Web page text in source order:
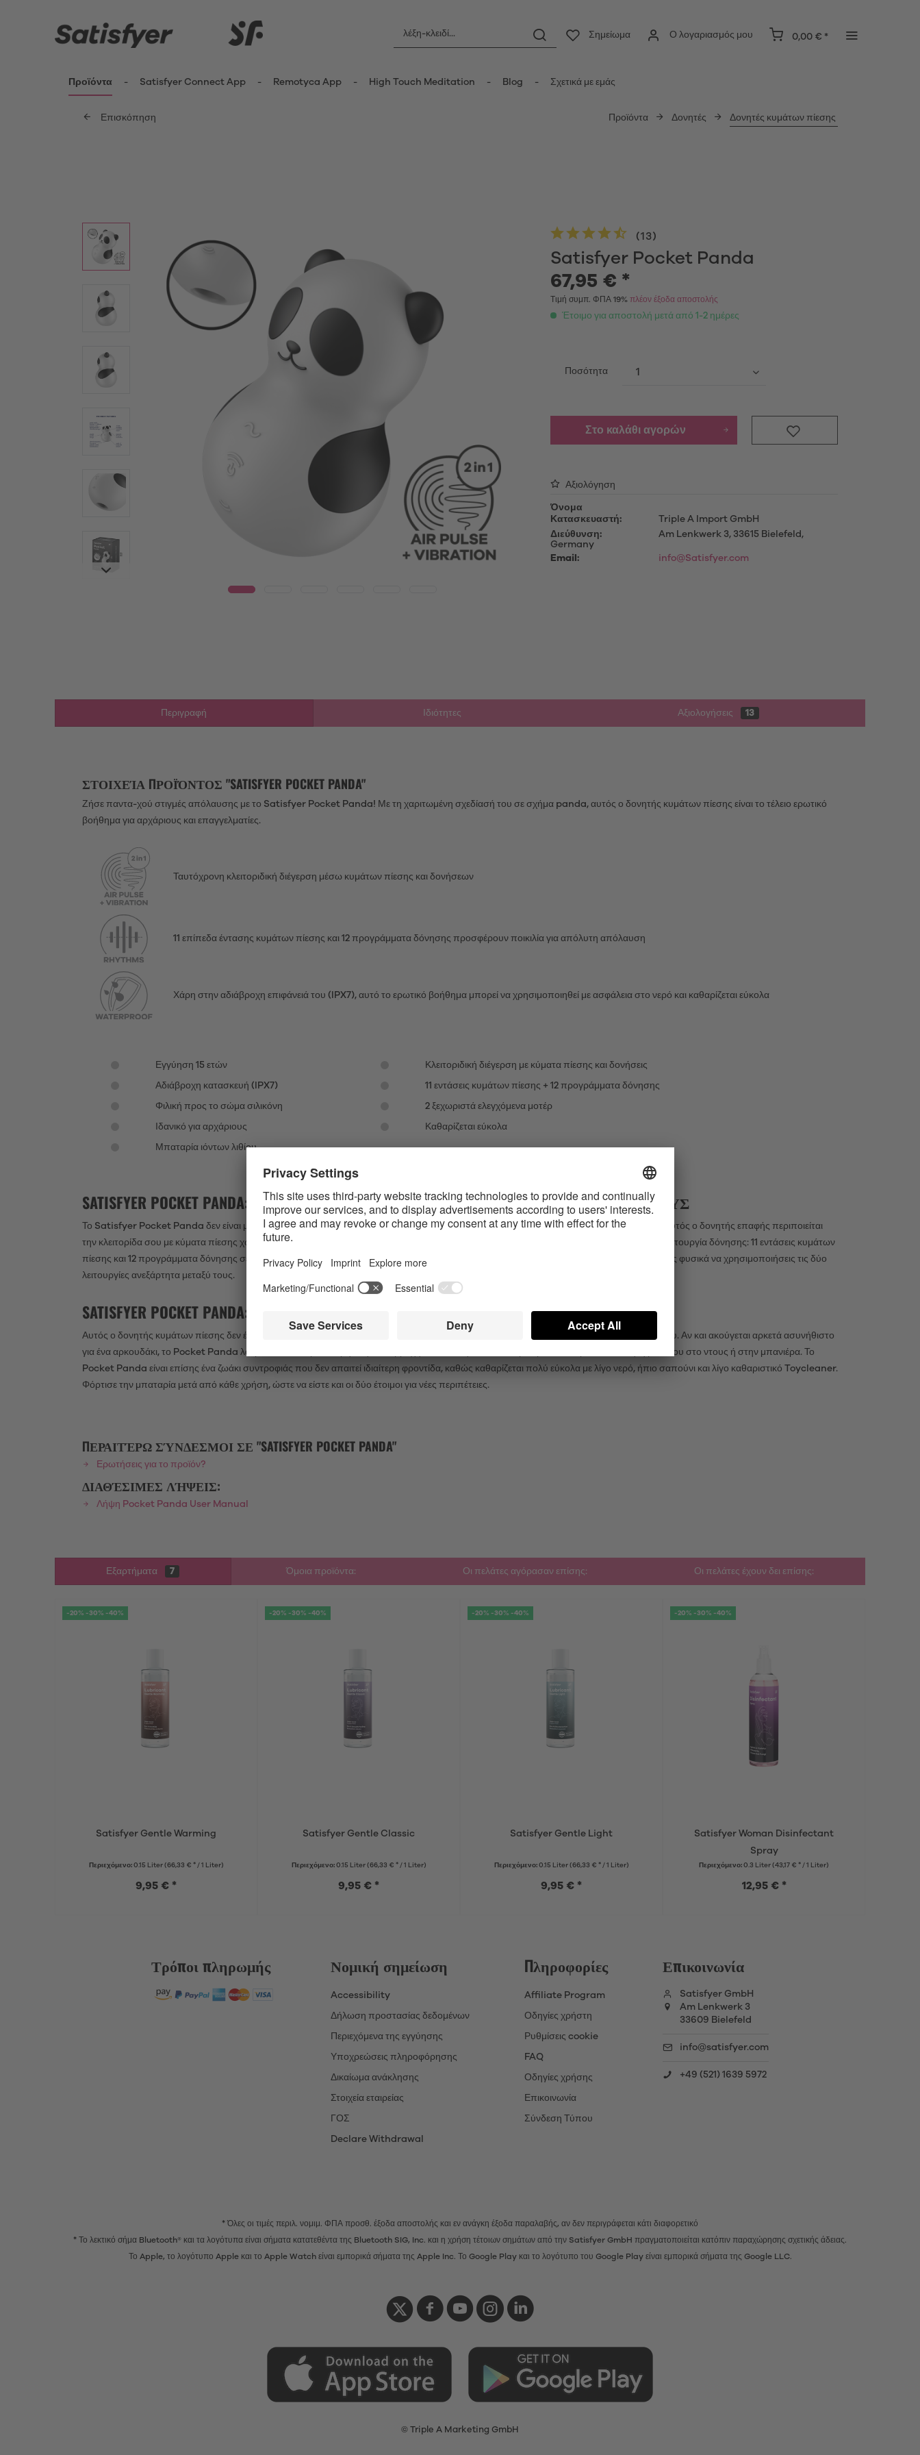
Σημείωμα Ο λογαριασμός μου 0,00 € *
Προϊόντα Satisfyer Connect App Remotyca App High Touch Meditation Blog Σχετικά με εμάς
Satisfyer Sets
App Toys
Γυάλινοι δονητές
Ερωτικά βοηθήματα για ζευγάρια
Τεχνολογία Air Pulse
Κλειτοριδικά ερωτικά βοηθήματα
Μίνι δονητές
Δονητές rabbit-κουνελάκια
Panty Vibrators
Wearable Vibrators
Δονητές επαφής
Warming Vibrators
Δονητές πολυτελείας
Συσκευές αυνανισμού
Penis Toys
Δαχτυλίδια πέους
Κυπελλάκια περιόδου
Προϊόντα περιποίησης
Μανίκια για συσκευές αυνανισμού
Sex Toy Storage
Προφυλακτικά
ενημερωθείτε περισσότερο
Επισκόπηση Προϊόντα Δονητές Δονητές κυμάτων πίεσης
Satisfyer Pocket Panda
(13)
67,95 € *
Τιμή συμπ. ΦΠΑ 19%πλέον έξοδα αποστολής
Έτοιμο για αποστολή μετά από 1-2 ημέρες
Ποσότητα
Στο καλάθι αγορών
Αξιολόγηση
Όνομα
Κατασκευαστή:
Triple A Import GmbH
Διεύθυνση:
Am Lenkwerk 3, 33615 Bielefeld,
Germany
Email:
info@Satisfyer.com
Περιγραφή Ιδιότητες Αξιολογήσεις 13
ΣΤΟΙΧΕΊΑ ΠΡΟΪΌΝΤΟΣ "SATISFYER POCKET PANDA"
Ζήσε παντα-χού στιγμές απόλαυσης με το Satisfyer Pocket Panda! Με τη χαριτωμένη σχεδίασή του σε σχήμα panda, αυτός ο δονητής κυμάτων πίεσης είναι το τέλειο ερωτικό
βοήθημα για αρχάριους και επαγγελματίες.
Ταυτόχρονη κλειτοριδική διέγερση μέσω κυμάτων πίεσης και δονήσεων
11 επίπεδα έντασης κυμάτων πίεσης και 12 προγράμματα δόνησης προσφέρουν ποικιλία για απόλυτη απόλαυση
Χάρη στην αδιάβροχη επιφάνειά του (IPX7), αυτό το ερωτικό βοήθημα μπορεί να χρησιμοποιηθεί με ασφάλεια στο νερό και καθαρίζεται εύκολα
Εγγύηση 15 ετών Κλειτοριδική διέγερση με κύματα πίεσης και δονήσεις
Αδιάβροχη κατασκευή (IPX7) 11 εντάσεις κυμάτων πίεσης + 12 προγράμματα δόνησης
Φιλική προς το σώμα σιλικόνη 2 ξεχωριστά ελεγχόμενα μοτέρ
Ιδανικό για αρχάριους Καθαρίζεται εύκολα
Μπαταρία ιόντων λιθίου
SATISFYER POCKET PANDA: Ο ΤΈΛΕΙΟΣ ΔΟΝΗΤΉΣ ΚΥΜΆΤΩΝ ΠΊΕΣΗΣ ΓΙΑ ΑΡΧΆΡΙΟΥΣ
Το Satisfyer Pocket Panda δεν είναι μόνο χαριτωμένο, αλλά έχει και παντοδύναμο: Εξοπλισμένος με την τεχνολογία Satisfyer Air Pulse, αυτός ο δονητής επαφής περιποιείται
την κλειτορίδα σου με κύματα πίεσης χωρίς επαφή. Θες ακόμα περισσότερη κλειτοριδική διέγερση; Τότε συνδύασε τα κύματα πίεσης με τη λειτουργία δόνησης: 11 εντάσεις κυμάτων
πίεσης και 12 προγράμματα δόνησης σέ περιμένουν να τα ανακαλύψεις. Και αν είσαι λάτρης του ασπρόμαυρου όπως και των panda, μπορείς φυσικά να χρησιμοποιήσεις τις δύο
λειτουργίες ανεξάρτητα μεταξύ τους.
SATISFYER POCKET PANDA: ΑΔΙΆΒΡΟΧΟΣ (IPX7) ΔΟΝΗΤΉΣ ΕΠΑΦΉΣ
Αυτός ο δονητής κυμάτων πίεσης δεν έχει γούνα, αλλά μια επιφάνεια σιλικόνης που είναι ιδιαίτερα απαλή για το δέρμα σου και τα hotspot σου. Αν και ακούγεται αρκετά ασυνήθιστο
για ένα αρκουδάκι, το Pocket Panda λατρεύει το κολύμπι. Χάρη στην αδιάβροχη κατασκευή του (IPX7), μπορείς να πάρεις τον δονητή μαζί σου στο ντους ή στην μπανιέρα. Το
Pocket Panda είναι επίσης ένα ζωάκι συντροφιάς που δεν απαιτεί ιδιαίτερη φροντίδα, καθώς καθαρίζεται πολύ εύκολα με λίγο νερό, ήπιο σαπούνι και λίγο καθαριστικό Toycleaner.
Φόρτισε την μπαταρία μετά από κάθε χρήση, ώστε να είστε και οι δύο έτοιμοι για νέες περιπέτειες.
ΠΕΡΑΙΤΈΡΩ ΣΎΝΔΕΣΜΟΙ ΣΕ "SATISFYER POCKET PANDA"
Ερωτήσεις για το προϊόν?
ΔΙΑΘΈΣΙΜΕΣ ΛΉΨΕΙΣ:
Λήψη Pocket Panda User Manual
Εξαρτήματα 7 Όμοια προϊόντα: Οι πελάτες αγόρασαν επίσης: Οι πελάτες έχουν δει επίσης:
-20% -30% -40%
Satisfyer Gentle Warming
Περιεχόμενο: 0.15 Liter (66,33 € * / 1 Liter)
9,95 € *
-20% -30% -40%
Satisfyer Gentle Classic
Περιεχόμενο: 0.15 Liter (66,33 € * / 1 Liter)
9,95 € *
-20% -30% -40%
Satisfyer Gentle Light
Περιεχόμενο: 0.15 Liter (66,33 € * / 1 Liter)
9,95 € *
-20% -30% -40%
Satisfyer Woman Disinfectant
Spray
Περιεχόμενο: 0.3 Liter (43,17 € * / 1 Liter)
12,95 € *
Τρόποι πληρωμής Νομική σημείωση
Accessibility
Δήλωση προστασίας δεδομένων
Περιεχόμενα της εγγύησης
Υποχρεώσεις πληροφόρησης
Δικαίωμα ανάκλησης
Στοιχεία εταιρείας
ΓΟΣ
Declare Withdrawal
Πληροφορίες
Affiliate Program
Οδηγίες χρήστη
Ρυθμίσεις cookie
FAQ
Οδηγίες χρήσης
Επικοινωνία
Σύνδεση Τύπου
Επικοινωνία
Satisfyer GmbH
Am Lenkwerk 3
33609 Bielefeld
info@satisfyer.com
+49 (521) 1639 5972
* Όλες οι τιμές περιλ. νομιμ. ΦΠΑ προσθ. έξοδα αποστολής και εν ανάγκη έξοδα παραλαβής, αν δεν περιγράφεται κάτι διαφορετικό
* Το λεκτικό σήμα Bluetooth® και τα λογότυπα είναι σήματα κατατεθέντα της Bluetooth SIG, Inc. και η χρήση τέτοιων σημάτων από την Satisfyer GmbH πραγματοποιείται κατόπιν παραχώρησης σχετικής άδειας.
Το Apple, το λογότυπο Apple και το Apple Watch είναι εμπορικά σήματα της Apple Inc. Το Google Play και το λογότυπο του Google Play είναι εμπορικά σήματα της Google LLC.
© Triple A Marketing GmbH